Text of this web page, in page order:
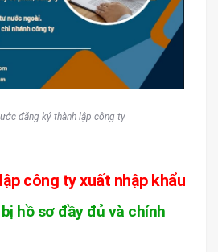
đăng ký thành lập công ty
công ty xuất nhập khẩu
hồ sơ đầy đủ và chính